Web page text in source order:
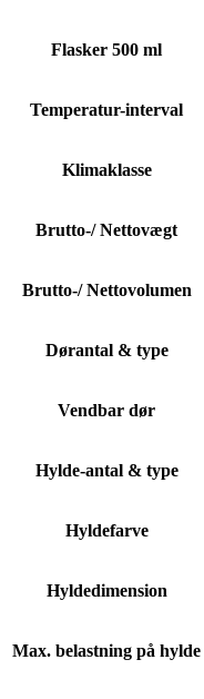
Flasker 500 ml
Temperatur-interval
Klimaklasse
Brutto-/ Nettovægt
Brutto-/ Nettovolumen
Dørantal & type
Vendbar dør
Hylde-antal & type
Hyldefarve
Hyldedimension
Max. belastning på hylde